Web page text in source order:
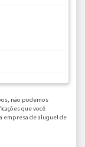
não podemos
que você
empresa de aluguel de